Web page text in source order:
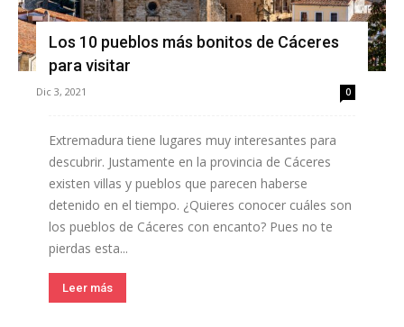
Los 10 pueblos más bonitos de Cáceres
para visitar
Dic 3, 2021 0
Extremadura tiene lugares muy interesantes para
descubrir. Justamente en la provincia de Cáceres
existen villas y pueblos que parecen haberse
detenido en el tiempo. ¿Quieres conocer cuáles son
los pueblos de Cáceres con encanto? Pues no te
pierdas esta...
Leer más